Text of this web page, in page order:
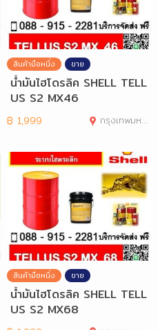
สินค้ามือหนึ่ง ขาย
น้ำมันไฮโดรลิค SHELL TELL
US S2 MX46
฿ 1,999 กรุงเทพมหานคร
สินค้ามือหนึ่ง ขาย
น้ำมันไฮโดรลิค SHELL TELL
US S2 MX68